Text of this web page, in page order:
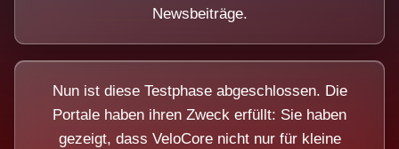
Newsbeiträge.
Nun ist diese Testphase abgeschlossen. Die
Portale haben ihren Zweck erfüllt: Sie haben
gezeigt, dass VeloCore nicht nur für kleine